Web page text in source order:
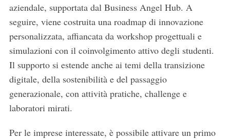
aziendale, supportata dal Business Angel Hub. A
seguire, viene costruita una roadmap di innovazione
personalizzata, affiancata da workshop progettuali e
simulazioni con il coinvolgimento attivo degli studenti.
Il supporto si estende anche ai temi della transizione
digitale, della sostenibilità e del passaggio
generazionale, con attività pratiche, challenge e
laboratori mirati.
Per le imprese interessate, è possibile attivare un primo